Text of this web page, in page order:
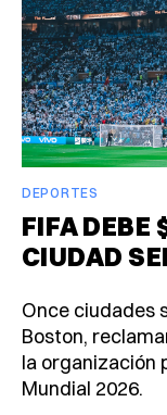
DEPORTES
FIFA DEBE
CIUDAD
Once ciudades
Boston,
la organización
Mundial 2026.